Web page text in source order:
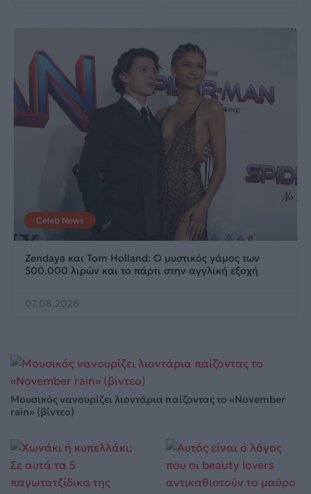
Celeb News
Zendaya και Tom Holland: Ο μυστικός γάμος των
500.000 λιρών και το πάρτι στην αγγλική εξοχή
07.08.2026
Μουσικός νανουρίζει λιοντάρια παίζοντας το «November
rain» (βίντεο)